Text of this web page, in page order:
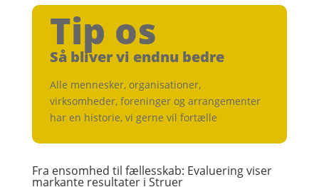
Tip os
Så bliver vi endnu bedre
Alle mennesker, organisationer,
virksomheder, foreninger og arrangementer
har en historie, vi gerne vil fortælle
Fra ensomhed til fællesskab: Evaluering viser
markante resultater i Struer